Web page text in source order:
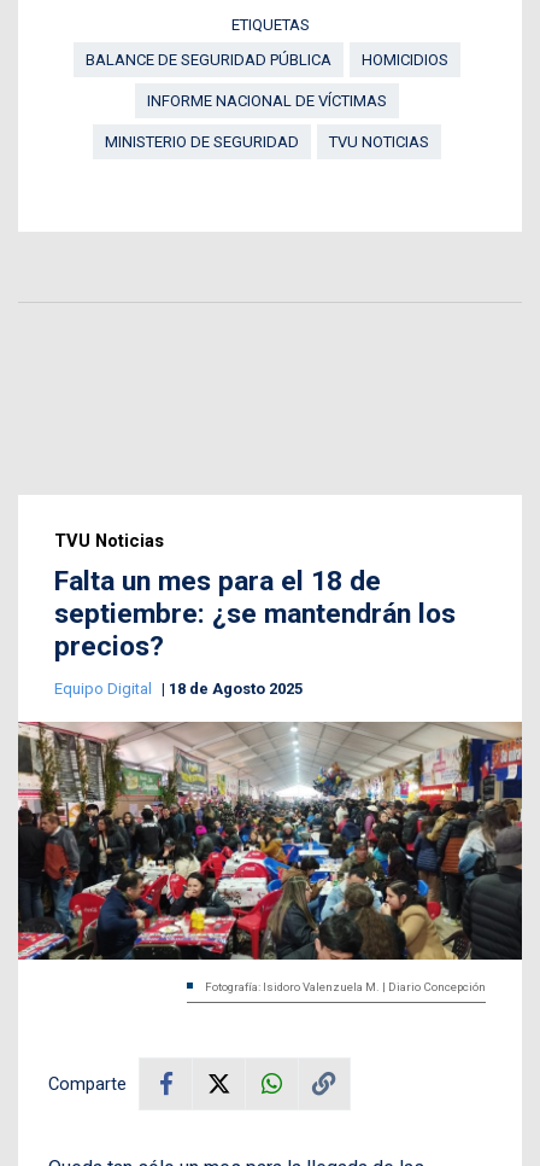
ETIQUETAS
BALANCE DE SEGURIDAD PÚBLICA
HOMICIDIOS
INFORME NACIONAL DE VÍCTIMAS
MINISTERIO DE SEGURIDAD TVU NOTICIAS
TVU Noticias
Falta un mes para el 18 de
septiembre: ¿se mantendrán los
precios?
Equipo Digital 18 de Agosto 2025
Fotografía: Isidoro Valenzuela M. | Diario Concepción
Comparte